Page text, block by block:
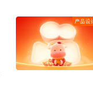
产品设